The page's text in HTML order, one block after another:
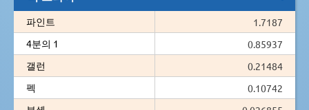
파인트
1.7187
4분의 1
0.85937
갤런
0.21484
펙
0.10742